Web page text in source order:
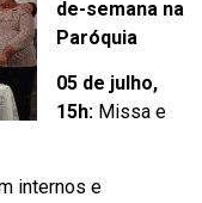
de-semana na
Paróquia
05 de julho,
15h: Missa e
internos e